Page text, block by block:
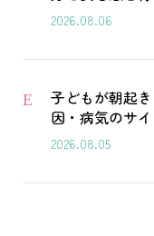
2026.08.06
E
子どもが朝起
因・病気のサ
2026.08.05